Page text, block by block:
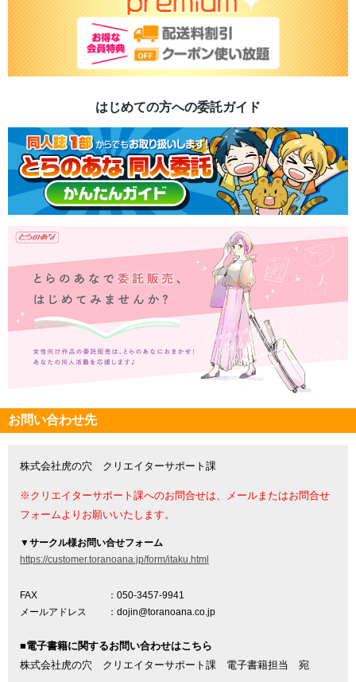
はじめての方への委託ガイド
お問い合わせ先
株式会社虎の穴 クリエイターサポート課
※クリエイターサポート課へのお問合せは、メールまたはお問合せ
フォームよりお願いいたします。
▼サークル様お問い合せフォーム
https://customer.toranoana.jp/form/itaku.html
FAX
：050-3457-9941
メールアドレス
：dojin@toranoana.co.jp
■電子書籍に関するお問い合わせはこちら
株式会社虎の穴 クリエイターサポート課 電子書籍担当 宛